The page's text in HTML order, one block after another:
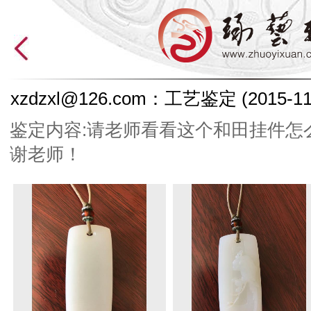
xzdzxl@126.com：工艺鉴定 (2015-
鉴定内容:请老师看看这个和田挂件
谢老师！